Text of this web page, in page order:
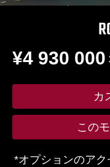
¥4 930 000
カ
この
*オプションのア